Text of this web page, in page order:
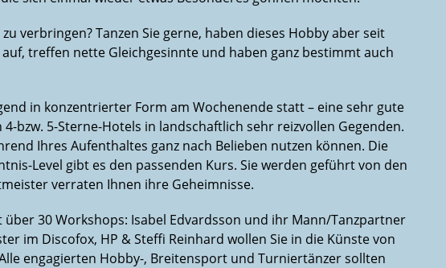
verbringen? Tanzen Sie gerne, haben dieses Hobby aber seit
treffen nette Gleichgesinnte und haben ganz bestimmt auch
in konzentrierter Form am Wochenende statt – eine sehr gute
bzw. 5-Sterne-Hotels in landschaftlich sehr reizvollen Gegenden.
Ihres Aufenthaltes ganz nach Belieben nutzen können. Die
Level gibt es den passenden Kurs. Sie werden geführt von den
verraten Ihnen ihre Geheimnisse.
über 30 Workshops: Isabel Edvardsson und ihr Mann/Tanzpartner
im Discofox, HP & Steffi Reinhard wollen Sie in die Künste von
engagierten Hobby-, Breitensport und Turniertänzer sollten